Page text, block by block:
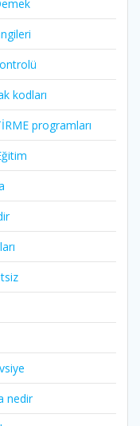
kodları
programları
nedir